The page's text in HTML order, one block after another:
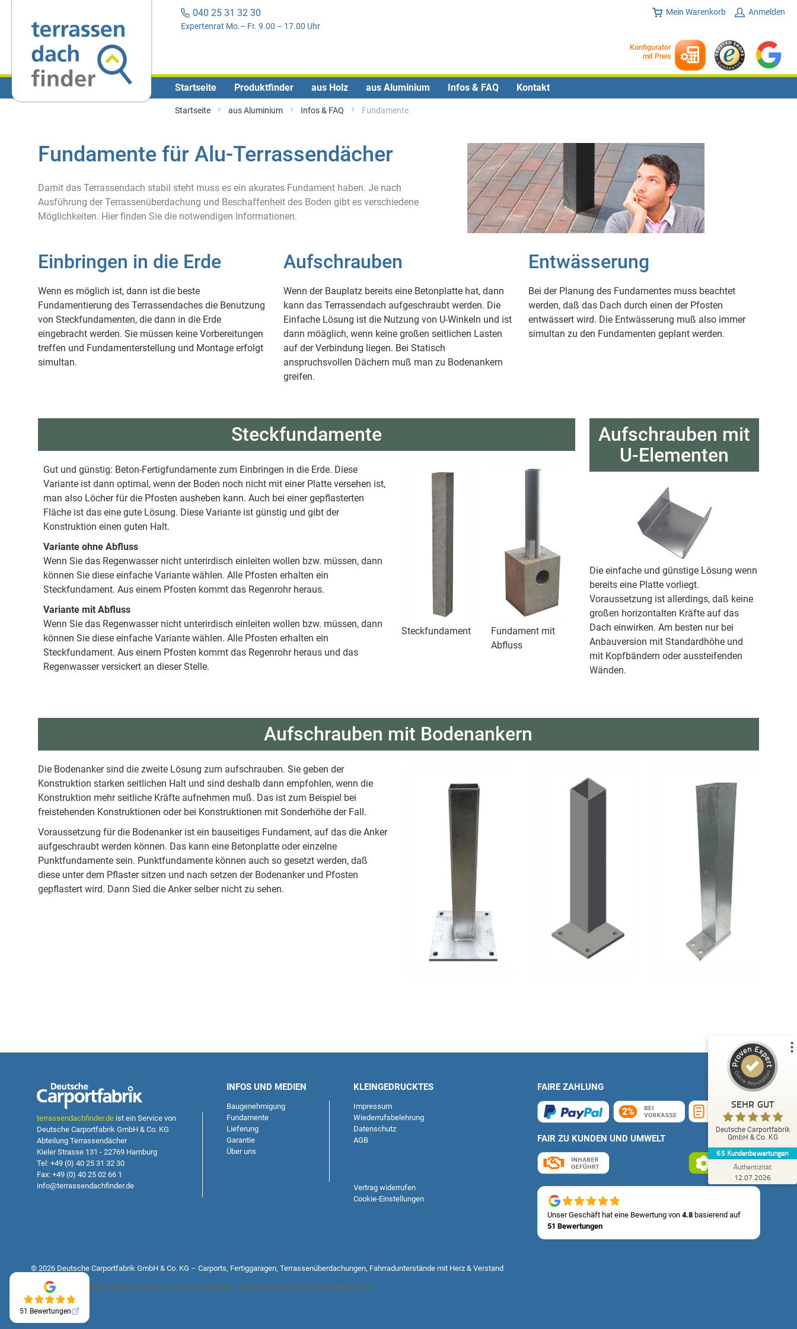
040 25 31 32 30
Expertenrat Mo.– Fr. 9.00 – 17.00 Uhr
Anmelden
Mein Warenkorb
Konfigurator
mit Preis
Startseite Produktfinder aus Holz aus Aluminium Infos & FAQ Kontakt
Startseite aus Aluminium Infos & FAQ Fundamente
Fundamente für Alu-Terrassendächer
Damit das Terrassendach stabil steht muss es ein akurates Fundament haben. Je nach
Ausführung der Terrassenüberdachung und Beschaffenheit des Boden gibt es verschiedene
Möglichkeiten. Hier finden Sie die notwendigen Informationen.
Einbringen in die Erde
Wenn es möglich ist, dann ist die beste
Fundamentierung des Terrassendaches die Benutzung
von Steckfundamenten, die dann in die Erde
eingebracht werden. Sie müssen keine Vorbereitungen
treffen und Fundamenterstellung und Montage erfolgt
simultan.
Aufschrauben
Wenn der Bauplatz bereits eine Betonplatte hat, dann
kann das Terrassendach aufgeschraubt werden. Die
Einfache Lösung ist die Nutzung von U-Winkeln und ist
dann möäglich, wenn keine großen seitlichen Lasten
auf der Verbindung liegen. Bei Statisch
anspruchsvollen Dächern muß man zu Bodenankern
greifen.
Entwässerung
Bei der Planung des Fundamentes muss beachtet
werden, daß das Dach durch einen der Pfosten
entwässert wird. Die Entwässerung muß also immer
simultan zu den Fundamenten geplant werden.
Steckfundamente
Gut und günstig: Beton-Fertigfundamente zum Einbringen in die Erde. Diese
Variante ist dann optimal, wenn der Boden noch nicht mit einer Platte versehen ist,
man also Löcher für die Pfosten ausheben kann. Auch bei einer gepflasterten
Fläche ist das eine gute Lösung. Diese Variante ist günstig und gibt der
Konstruktion einen guten Halt.
Variante ohne Abfluss
Wenn Sie das Regenwasser nicht unterirdisch einleiten wollen bzw. müssen, dann
können Sie diese einfache Variante wählen. Alle Pfosten erhalten ein
Steckfundament. Aus einem Pfosten kommt das Regenrohr heraus.
Variante mit Abfluss
Wenn Sie das Regenwasser nicht unterirdisch einleiten wollen bzw. müssen, dann
können Sie diese einfache Variante wählen. Alle Pfosten erhalten ein
Steckfundament. Aus einem Pfosten kommt das Regenrohr heraus und das
Regenwasser versickert an dieser Stelle.
Steckfundament
Fundament mit
Abfluss
Aufschrauben mit
U-Elementen
Die einfache und günstige Lösung wenn
bereits eine Platte vorliegt.
Voraussetzung ist allerdings, daß keine
großen horizontalten Kräfte auf das
Dach einwirken. Am besten nur bei
Anbauversion mit Standardhöhe und
mit Kopfbändern oder aussteifenden
Wänden.
Aufschrauben mit Bodenankern
Die Bodenanker sind die zweite Lösung zum aufschrauben. Sie geben der
Konstruktion starken seitlichen Halt und sind deshalb dann empfohlen, wenn die
Konstruktion mehr seitliche Kräfte aufnehmen muß. Das ist zum Beispiel bei
freistehenden Konstruktionen oder bei Konstruktionen mit Sonderhöhe der Fall.
Voraussetzung für die Bodenanker ist ein bauseitiges Fundament, auf das die Anker
aufgeschraubt werden können. Das kann eine Betonplatte oder einzelne
Punktfundamente sein. Punktfundamente können auch so gesetzt werden, daß
diese unter dem Pflaster sitzen und nach setzen der Bodenanker und Pfosten
gepflastert wird. Dann Sied die Anker selber nicht zu sehen.
terrassendachfinder.de ist ein Service von
Deutsche Carportfabrik GmbH & Co. KG
Abteilung Terrassendächer
Kieler Strasse 131 - 22769 Hamburg
Tel: +49 (0) 40 25 31 32 30
Fax: +49 (0) 40 25 02 66 1
info@terrassendachfinder.de
INFOS UND MEDIEN
Baugenehmigung
Fundamente
Lieferung
Garantie
Über uns
KLEINGEDRUCKTES
Impressum
Wiederrufsbelehrung
Datenschutz
AGB
Vertrag widerrufen
Cookie-Einstellungen
FAIRE ZAHLUNG
FAIR ZU KUNDEN UND UMWELT
Unser Geschäft hat eine Bewertung von4.8 basierend auf
51 Bewertungen
© 2026 Deutsche Carportfabrik GmbH & Co. KG – Carports, Fertiggaragen, Terrassenüberdachungen, Fahrradunterstände mit Herz & Verstand
Deutsche Carportfabrik GmbH &Co.KG hat 4,83 von 5 Sternen | 65 Bewertungen auf ProvenExpert.com
51 Bewertungen
SEHR GUT
Deutsche Carportfabrik
GmbH & Co. KG
65 Kundenbewertungen
Authentizität
12.07.2026
Kundenbewertungen und Erfahrungen zu
14
Bewertungen auf
ProvenExpert.com
51
Blick aufs ProvenExpert-Profil werfen
Eckhard L.
4,80
Kompetente Ansprechpartner sind immer zu
erreichen.